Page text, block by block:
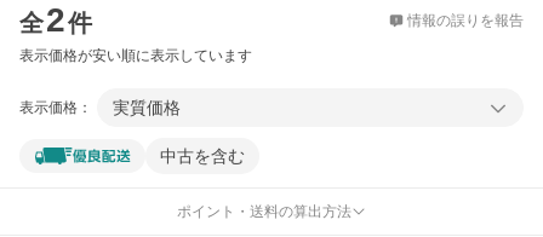
全2件 情報の誤りを報告
表示価格が安い順に表示しています
表示価格： 実質価格
中古を含む
ポイント・送料の算出方法